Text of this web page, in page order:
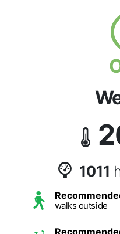
1011
walks outside